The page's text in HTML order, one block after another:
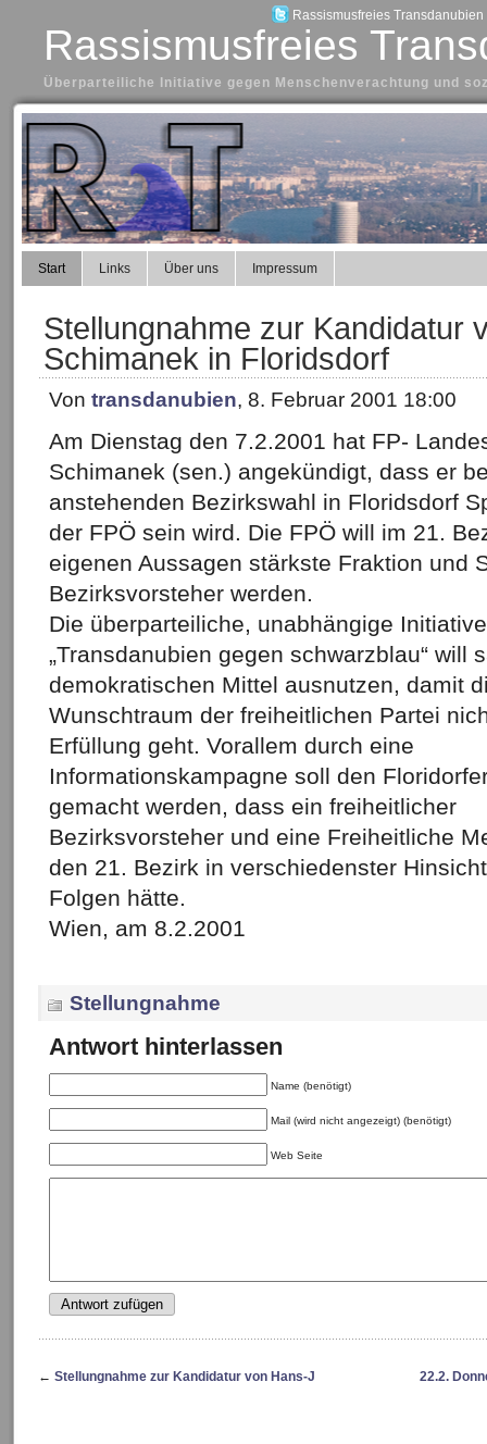
Rassismusfreies Transdanubien
Rassismusfreies
Überparteiliche Initiative gegen Menschenverachtung und
Start Links Über uns Impressum
Stellungnahme zur Kandidatur
Schimanek in Floridsdorf
Von transdanubien, 8. Februar 2001 18:00
Am Dienstag den 7.2.2001 hat FP-
Schimanek (sen.) angekündigt, dass er
anstehenden Bezirkswahl in Floridsdorf
der FPÖ sein wird. Die FPÖ will im 21.
eigenen Aussagen stärkste Fraktion und
Bezirksvorsteher werden.
Die überparteiliche, unabhängige Initiative
„Transdanubien gegen schwarzblau“ will
demokratischen Mittel ausnutzen, damit
Wunschtraum der freiheitlichen Partei
Erfüllung geht. Vorallem durch eine
Informationskampagne soll den
gemacht werden, dass ein freiheitlicher
Bezirksvorsteher und eine Freiheitliche
den 21. Bezirk in verschiedenster
Folgen hätte.
Wien, am 8.2.2001
Stellungnahme
Antwort hinterlassen
Name (benötigt)
Mail (wird nicht angezeigt) (benötigt)
Web Seite
← Stellungnahme zur Kandidatur von Hans-J 22.2.